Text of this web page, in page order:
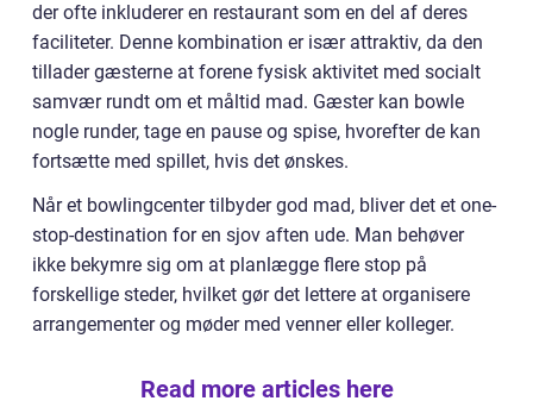
der ofte inkluderer en restaurant som en del af deres
faciliteter. Denne kombination er især attraktiv, da den
tillader gæsterne at forene fysisk aktivitet med socialt
samvær rundt om et måltid mad. Gæster kan bowle
nogle runder, tage en pause og spise, hvorefter de kan
fortsætte med spillet, hvis det ønskes.
Når et bowlingcenter tilbyder god mad, bliver det et one-
stop-destination for en sjov aften ude. Man behøver
ikke bekymre sig om at planlægge flere stop på
forskellige steder, hvilket gør det lettere at organisere
arrangementer og møder med venner eller kolleger.
Read more articles here